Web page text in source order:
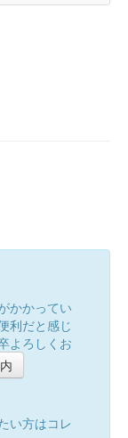
かかってい
利だと感じ
よろしくお
い方はコレ